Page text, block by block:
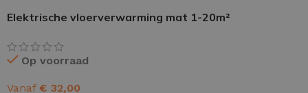
Tegelprimer
Elektrische vloerverwarming mat 1-20m²
Op voorraad
Vanaf € 32,00